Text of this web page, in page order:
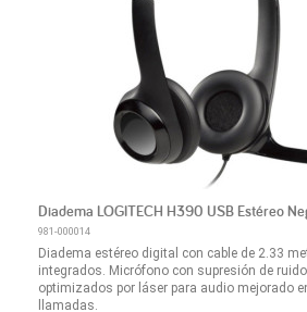
Diadema LOGITECH H390 USB Estéreo
981-000014
Diadema estéreo digital con cable de 2.33
integrados. Micrófono con supresión de
optimizados por láser para audio mejorado
llamadas.